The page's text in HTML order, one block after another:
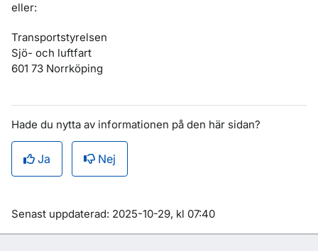
eller:
Transportstyrelsen
Sjö- och luftfart
601 73 Norrköping
Hade du nytta av informationen på den här sidan?
Ja Nej
Om sidan
Senast uppdaterad: 2025-10-29, kl 07:40